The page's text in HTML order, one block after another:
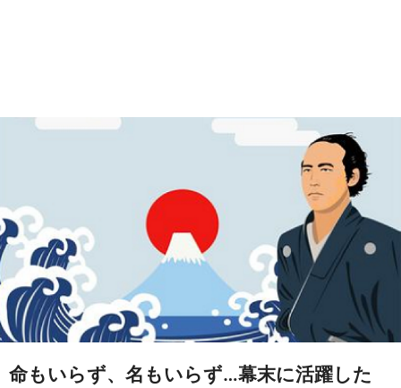
命もいらず、名もいらず…幕末に活躍した